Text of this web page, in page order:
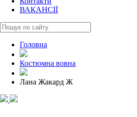
ВАКАНСІЇ
Головна
Костюмна вовна
Лана Жакард Ж